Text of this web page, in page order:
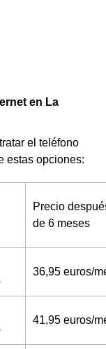
en La
el teléfono
estas opciones:
Precio
de 6 meses
36,95 euros/
41,95 euros/